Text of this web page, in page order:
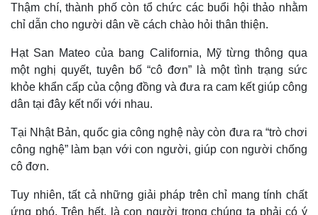
Sức khỏe
Dinh dưỡng - món ngon
Cây thuốc
Nhi khoa
Nam khoa
Làm đẹp - giảm cân
Ăn sạch sống khỏe
Đời sống
Nhà đẹp
Thậm chí, thành phố còn tổ chức các buổi hội thảo nhằm
chỉ dẫn cho người dân về cách chào hỏi thân thiện.
Hạt San Mateo của bang California, Mỹ từng thông qua
một nghị quyết, tuyên bố “cô đơn” là một tình trạng sức
khỏe khẩn cấp của cộng đồng và đưa ra cam kết giúp công
dân tại đây kết nối với nhau.
Tại Nhật Bản, quốc gia công nghệ này còn đưa ra “trò chơi
công nghệ” làm bạn với con người, giúp con người chống
cô đơn.
Tuy nhiên, tất cả những giải pháp trên chỉ mang tính chất
ứng phó. Trên hết, là con người trong chúng ta phải có ý